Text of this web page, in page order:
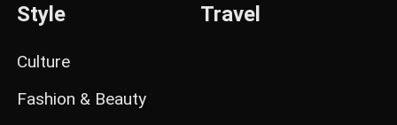
Style
Culture
Fashion & Beauty
Travel